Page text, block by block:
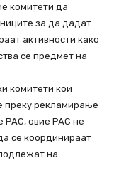
комитети да
за да дадат
активности како
се предмет на
комитети кои
преку рекламирање
овие PAC не
се координираат
на